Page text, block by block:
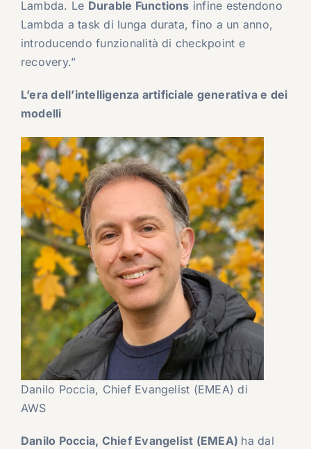
Lambda. Le Durable Functions infine estendono
Lambda a task di lunga durata, fino a un anno,
introducendo funzionalità di checkpoint e
recovery.”
L’era dell’intelligenza artificiale generativa e dei
modelli
Danilo Poccia, Chief Evangelist (EMEA) di
AWS
Danilo Poccia, Chief Evangelist (EMEA) ha dal